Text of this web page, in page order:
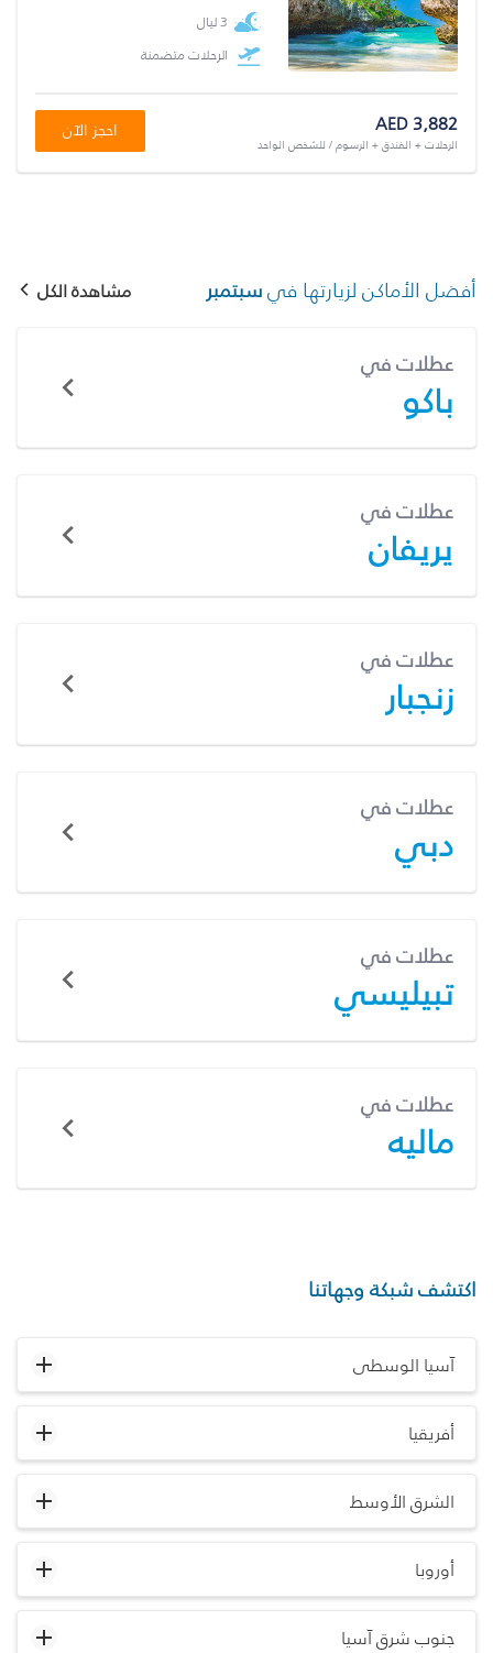
3 ليال
الرحلات متضمنة
AED 3,882
الرحلات + الفندق + الرسوم / للشخص الواحد
احجز الآن
أفضل الأماكن لزيارتها فيسبتمبر مشاهدة الكل
عطلات في
باكو
عطلات في
يريفان
عطلات في
زنجبار
عطلات في
دبي
عطلات في
تبيليسي
عطلات في
ماليه
اكتشف شبكة وجهاتنا
آسيا الوسطى
أفريقيا
الشرق الأوسط
أوروبا
جنوب شرق آسيا